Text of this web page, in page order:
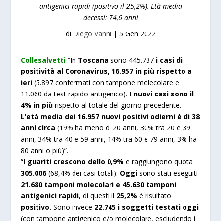
antigenici rapidi (positivo il 25,2%). Età media
decessi: 74,6 anni
di Diego Vanni | 5 Gen 2022
Collesalvetti“In Toscana sono 445.737 i casi di
positività al Coronavirus, 16.957 in più rispetto a
ieri (5.897 confermati con tampone molecolare e
11.060 da test rapido antigenico). I nuovi casi sono il
4% in più rispetto al totale del giorno precedente.
L’età media dei 16.957 nuovi positivi odierni è di 38
anni circa (19% ha meno di 20 anni, 30% tra 20 e 39
anni, 34% tra 40 e 59 anni, 14% tra 60 e 79 anni, 3% ha
80 anni o più)”.
“I guariti crescono dello 0,9% e raggiungono quota
305.006(68,4% dei casi totali). Oggi sono stati eseguiti
21.680 tamponi molecolari e 45.630 tamponi
antigenici rapidi, di questi il 25,2% è risultato
positivo. Sono invece 22.745 i soggetti testati oggi
(con tampone antigenico e/o molecolare, escludendo i